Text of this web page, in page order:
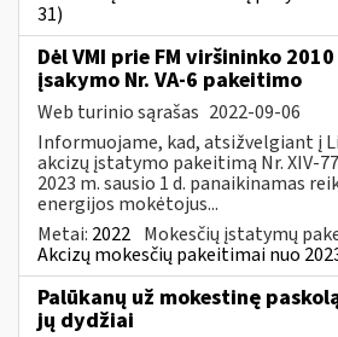
31)
Dėl VMI prie FM viršininko
įsakymo Nr. VA-6 pakeitimo
Web turinio sąrašas 2022-09-06
Informuojame, kad, atsižvelgiant į
akcizų įstatymo pakeitimą Nr. XIV-
2023 m. sausio 1 d. panaikinamas
energijos mokėtojus...
Metai: 2022 Mokesčių įstatymų
Akcizų mokesčių pakeitimai nuo
Palūkanų už mokestinę
jų dydžiai